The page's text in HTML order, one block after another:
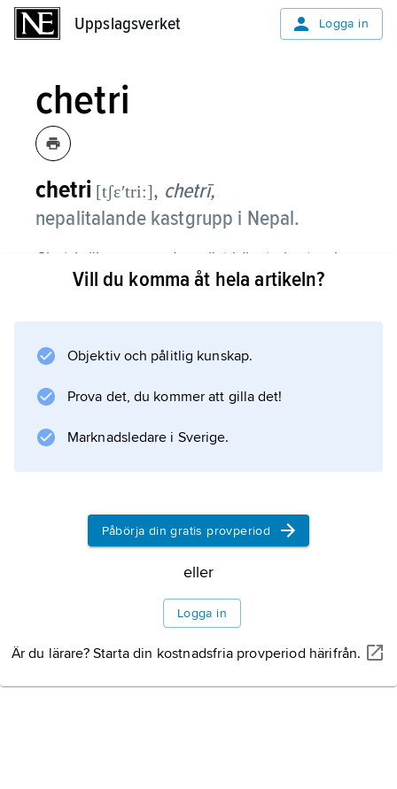
Uppslagsverket Logga in
chetri
chetri [tʃɛʹtri:], chetrī,
nepalitalande kastgrupp i Nepal.
Chetri räknas som den näst högsta kasten i
landet (efter brahmanerna) och har stort
medlemmar av chetrifamiljen Rana. Inom den
befälsbefattningar.
Vill du komma åt hela artikeln?
Objektiv och pålitlig kunskap.
Prova det, du kommer att gilla det!
Marknadsledare i Sverige.
Påbörja din gratis provperiod
eller
Logga in
Är du lärare? Starta din kostnadsfria provperiod härifrån.